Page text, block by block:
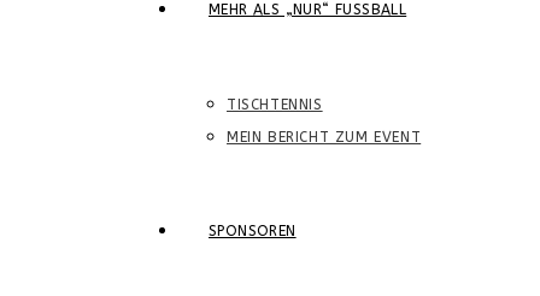
MEHR ALS „NUR“ FUSSBALL
TISCHTENNIS
MEIN BERICHT ZUM EVENT
SPONSOREN